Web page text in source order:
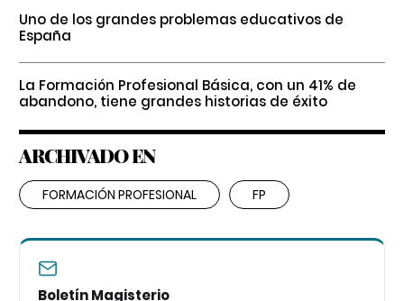
Uno de los grandes problemas educativos de
España
La Formación Profesional Básica, con un 41% de
abandono, tiene grandes historias de éxito
ARCHIVADO EN
FORMACIÓN PROFESIONAL FP
Boletín Magisterio